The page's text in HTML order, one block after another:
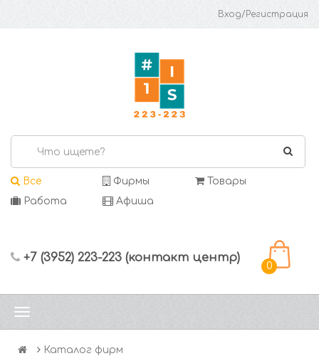
Вход/Регистрация
Все Фирмы
Товары
Работа
Афиша
+7 (3952) 223-223 (контакт центр)
0
Каталог фирм